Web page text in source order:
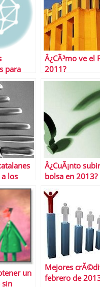
para
Â¿CÃ³mo ve el
2011?
los
Â¿CuÃ¡nto
bolsa en 2013?
un
sin
Mejores
febrero de